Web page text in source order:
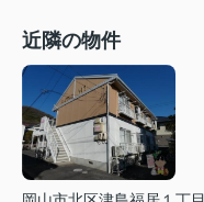
近隣の物件